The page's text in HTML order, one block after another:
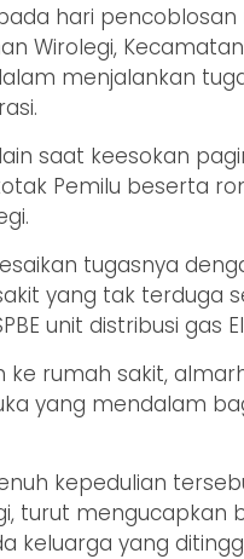
hari pencoblosan
Wirolegi,
menjalankan
saat keesokan
Pemilu beserta
tugasnya
yang tak terduga
unit distribusi gas
ke rumah sakit,
yang mendalam
kepedulian
turut mengucapkan
keluarga yang